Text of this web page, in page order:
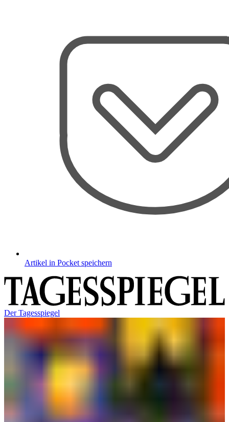
Artikel in Pocket speichern
Der Tagesspiegel